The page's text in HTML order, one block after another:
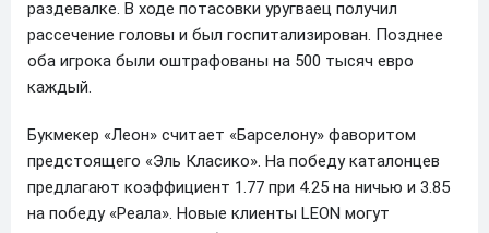
раздевалке. В ходе потасовки уругваец получил
рассечение головы и был госпитализирован. Позднее
оба игрока были оштрафованы на 500 тысяч евро
каждый.
Букмекер «Леон» считает «Барселону» фаворитом
предстоящего «Эль Класико». На победу каталонцев
предлагают коэффициент 1.77 при 4.25 на ничью и 3.85
на победу «Реала». Новые клиенты LEON могут